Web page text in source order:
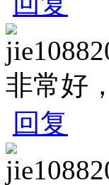
jie1088
非常好
回复
jie1088